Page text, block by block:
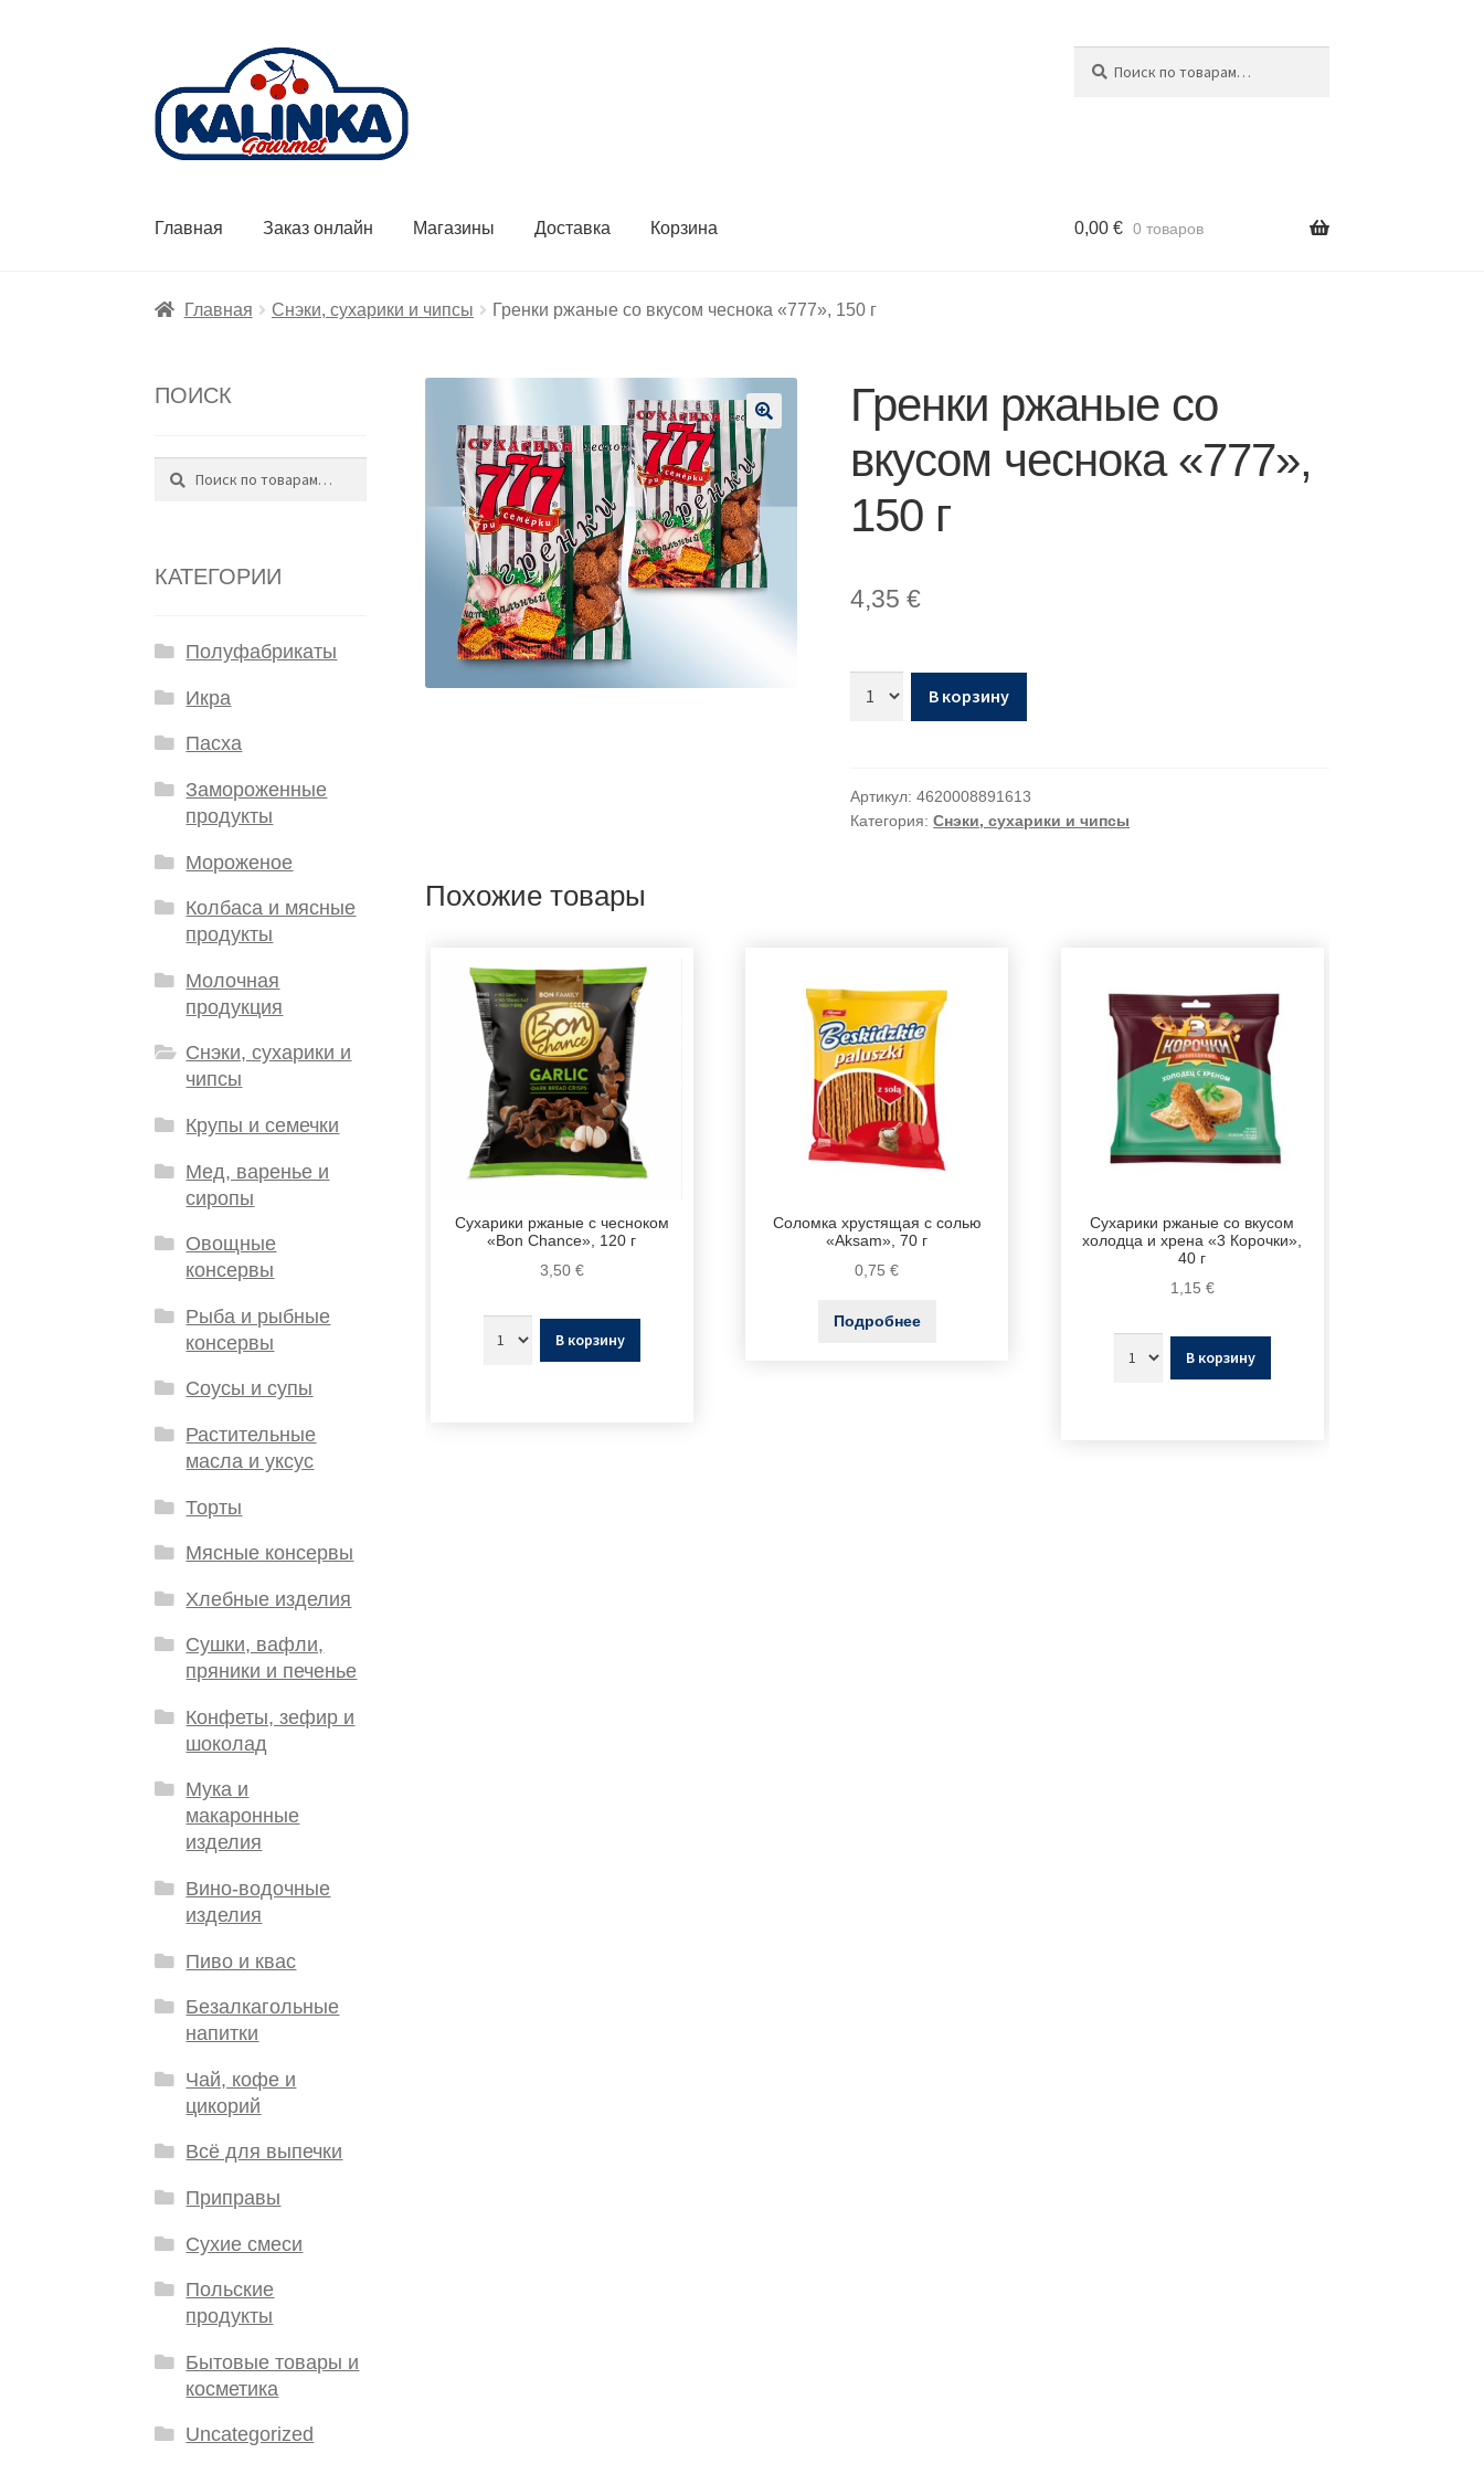
навигации
содержимому
Главная Заказ онлайн Магазины Доставка Корзина 0,00 € 0 товаров
Главная Снэки, сухарики и чипсы Гренки ржаные со вкусом чеснока «777», 150 г
🔍
Гренки ржаные со
вкусом чеснока «777»,
150 г
4,35€
В корзину
Артикул:4620008891613
Категория:Снэки, сухарики и чипсы
Похожие товары
Сухарики ржаные с чесноком
«Bon Chance», 120 г
3,50 €
В корзину
Соломка хрустящая с солью
«Aksam», 70 г
0,75€
Подробнее
Сухарики ржаные со вкусом
холодца и хрена «3 Корочки»,
40 г
1,15 €
В корзину
ПОИСК
Искать:
Поиск
КАТЕГОРИИ
Полуфабрикаты
Икра
Пасха
Замороженные
продукты
Мороженое
Колбаса и мясные
продукты
Молочная
продукция
Снэки, сухарики и
чипсы
Крупы и семечки
Мед, варенье и
сиропы
Овощные
консервы
Рыба и рыбные
консервы
Соусы и супы
Растительные
масла и уксус
Торты
Мясные консервы
Хлебные изделия
Сушки, вафли,
пряники и печенье
Конфеты, зефир и
шоколад
Мука и
макаронные
изделия
Вино-водочные
изделия
Пиво и квас
Безалкагольные
напитки
Чай, кофе и
цикорий
Всё для выпечки
Приправы
Сухие смеси
Польские
продукты
Бытовые товары и
косметика
Uncategorized